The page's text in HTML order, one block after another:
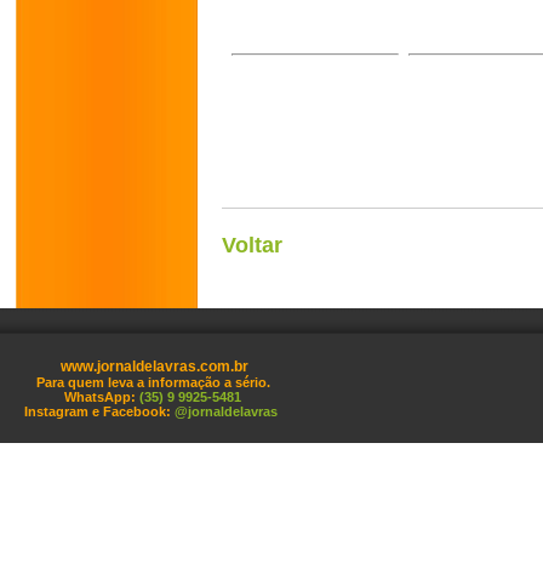
Voltar
www.jornaldelavras.com.br
Para quem leva a informação a sério.
WhatsApp: (35) 9 9925-5481
Instagram e Facebook: @jornaldelavras